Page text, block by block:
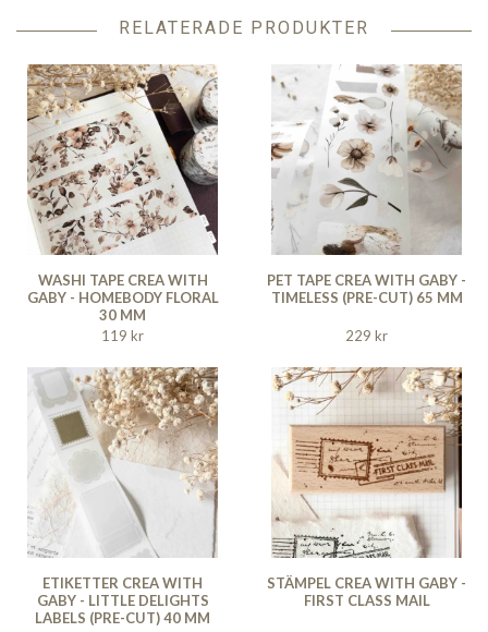
RELATERADE PRODUKTER
WASHI TAPE CREA WITH
GABY - HOMEBODY FLORAL
30 MM
119 kr
PET TAPE CREA WITH GABY -
TIMELESS (PRE-CUT) 65 MM
229 kr
ETIKETTER CREA WITH
GABY - LITTLE DELIGHTS
LABELS (PRE-CUT) 40 MM
STÄMPEL CREA WITH GABY -
FIRST CLASS MAIL